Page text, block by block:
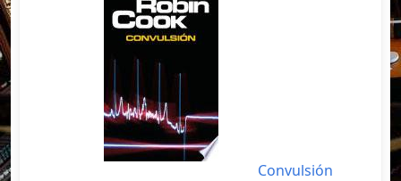
Convulsión